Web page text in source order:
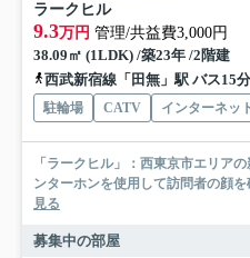
ラークヒル
9.3万円 管理/共益費3,000円
38.09㎡ (1LDK) /築23年 /2階建
西武新宿線「田無」駅 バス15分 「ひ
駐輪場 CATV インターネッ
「ラークヒル」：西東京市エリア
ンターホンを使用して訪問者の顔
見る
募集中の部屋